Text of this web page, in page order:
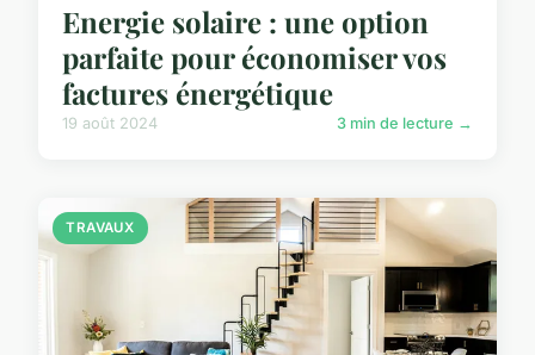
Energie solaire : une option
parfaite pour économiser vos
factures énergétique
19 août 2024 3 min de lecture →
TRAVAUX